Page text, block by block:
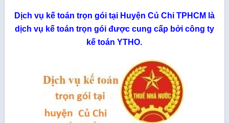
Dịch vụ kế toán trọn gói tại Huyện Củ Chi TPHCM là
dịch vụ kế toán trọn gói được cung cấp bởi công ty
kế toán YTHO.